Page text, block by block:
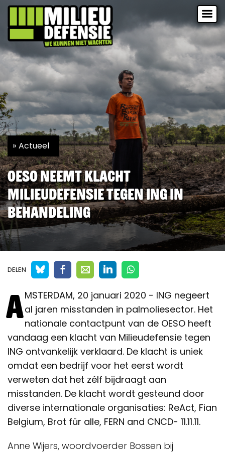
Actueel
OESO neemt klacht
Milieudefensie tegen ING in
behandeling
DELEN
AMSTERDAM, 20 januari 2020 - ING negeert
al jaren misstanden in palmoliesector. Het
nationale contactpunt van de OESO heeft
vandaag een klacht van Milieudefensie tegen
ING ontvankelijk verklaard. De klacht is uniek
omdat een bedrijf voor het eerst wordt
verweten dat het zélf bijdraagt aan
misstanden. De klacht wordt gesteund door
diverse internationale organisaties: ReAct, Fian
Belgium, Brot für alle, FERN and CNCD- 11.11.11.
Anne Wijers, woordvoerder Bossen bij